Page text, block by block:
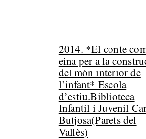
2014. *El conte
eina per a la
del món interior de
l’infant* Escola
d’estiu.Biblioteca
Infantil i Juvenil
Butjosa(Parets del
Vallès)